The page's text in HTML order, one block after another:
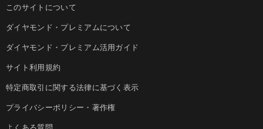
このサイトについて
ダイヤモンド・プレミアムについて
ダイヤモンド・プレミアム活用ガイド
サイト利用規約
特定商取引に関する法律に基づく表示
プライバシーポリシー・著作権
よくある質問